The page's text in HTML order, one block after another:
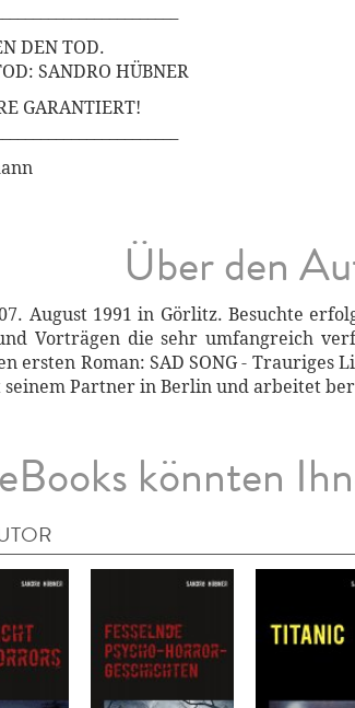
DEN TOD.
SANDRO HÜBNER
GARANTIERT!
Über den
August 1991 in Görlitz. Besuchte
Vorträgen die sehr umfangreich
ersten Roman: SAD SONG - Trauriges
Partner in Berlin und arbeitet
könnten